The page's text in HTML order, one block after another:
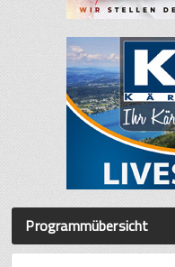
Programmübersicht